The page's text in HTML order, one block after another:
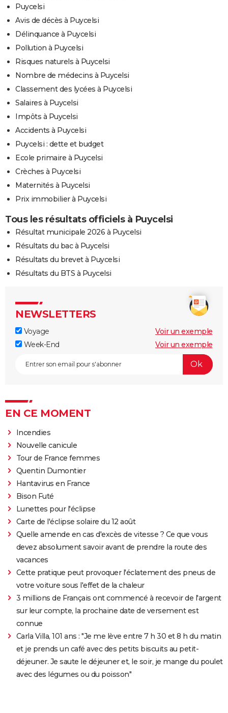
Puycelsi
Avis de décès à Puycelsi
Délinquance à Puycelsi
Pollution à Puycelsi
Risques naturels à Puycelsi
Nombre de médecins à Puycelsi
Classement des lycées à Puycelsi
Salaires à Puycelsi
Impôts à Puycelsi
Accidents à Puycelsi
Puycelsi : dette et budget
Ecole primaire à Puycelsi
Crèches à Puycelsi
Maternités à Puycelsi
Prix immobilier à Puycelsi
Tous les résultats officiels à Puycelsi
Résultat municipale 2026 à Puycelsi
Résultats du bac à Puycelsi
Résultats du brevet à Puycelsi
Résultats du BTS à Puycelsi
NEWSLETTERS
Voyage
Voir un exemple
Week-End
Voir un exemple
EN CE MOMENT
Incendies
Nouvelle canicule
Tour de France femmes
Quentin Dumontier
Hantavirus en France
Bison Futé
Lunettes pour l'éclipse
Carte de l'éclipse solaire du 12 août
Quelle amende en cas d'excès de vitesse ? Ce que vous
devez absolument savoir avant de prendre la route des
vacances
Cette pratique peut provoquer l'éclatement des pneus de
votre voiture sous l'effet de la chaleur
3 millions de Français ont commencé à recevoir de l'argent
sur leur compte, la prochaine date de versement est
connue
Carla Villa, 101 ans : "Je me lève entre 7 h 30 et 8 h du matin
et je prends un café avec des petits biscuits au petit-
déjeuner. Je saute le déjeuner et, le soir, je mange du poulet
avec des légumes ou du poisson"